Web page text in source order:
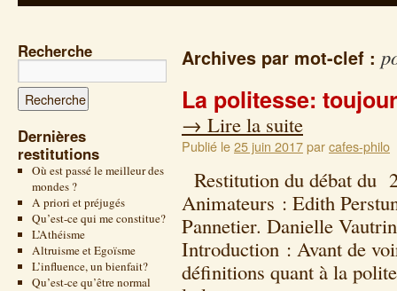
Recherche
Dernières
restitutions
Où est passé le meilleur des
mondes ?
A priori et préjugés
Qu’est-ce qui me constitue?
L’Athéisme
Altruisme et Egoïsme
L’influence, un bienfait?
Qu’est-ce qu’être normal
Archives par mot-clef :
La politesse:
→ Lire la suite
Publié le25 juin 2017parcafes-philo
Restitution du débat du
Animateurs : Edith
Pannetier. Danielle
Introduction : Avant de
définitions quant à la